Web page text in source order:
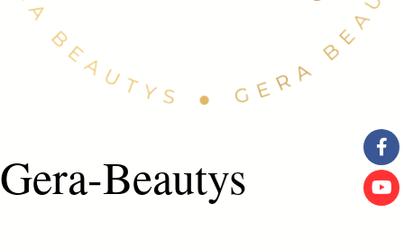
Gera-Beautys